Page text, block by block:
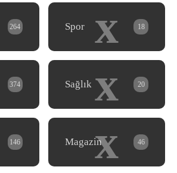
264 x
Spor 18
374 x
Sağlık 20
146 x
Magazin 46